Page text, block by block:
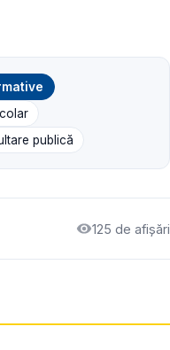
publică
125 de afișări